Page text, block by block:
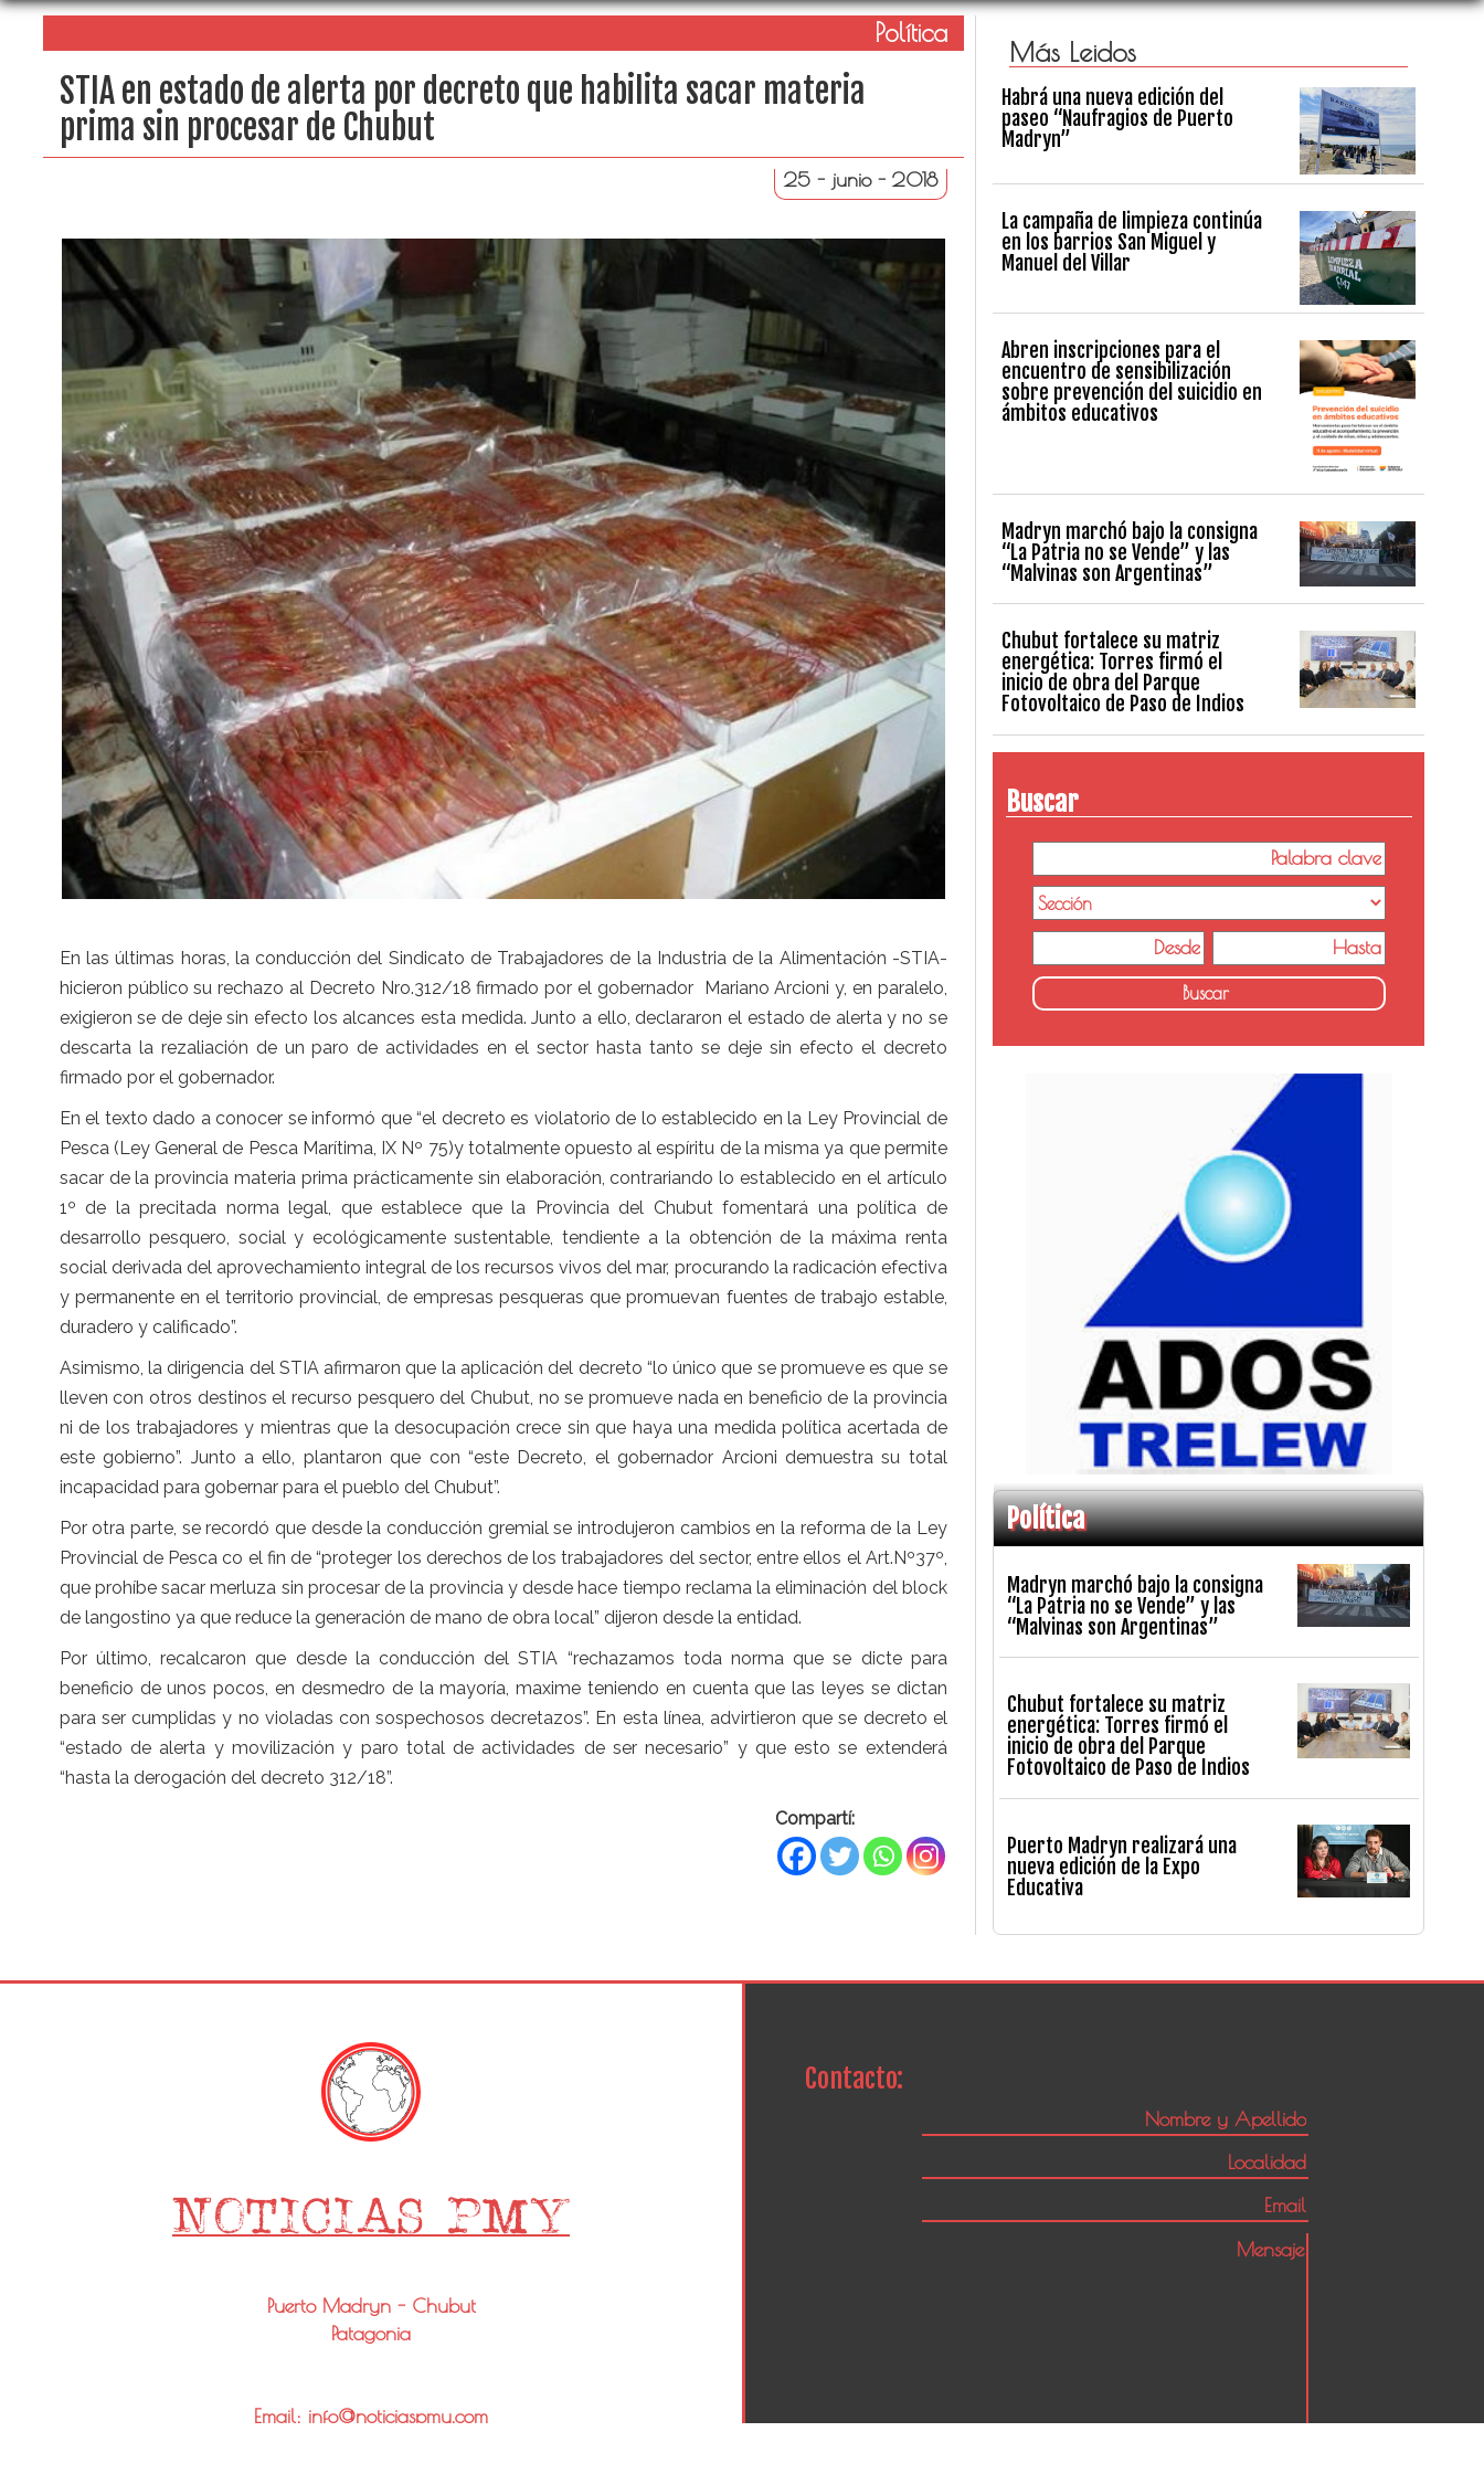
Política
STIA en estado de alerta por decreto que habilita sacar materia
prima sin procesar de Chubut
25 - junio - 2018
En las últimas horas, la conducción del Sindicato de Trabajadores de la Industria de la Alimentación -STIA-
hicieron público su rechazo al Decreto Nro.312/18 firmado por el gobernador Mariano Arcioni y, en paralelo,
exigieron se de deje sin efecto los alcances esta medida. Junto a ello, declararon el estado de alerta y no se
descarta la rezaliación de un paro de actividades en el sector hasta tanto se deje sin efecto el decreto
firmado por el gobernador.
En el texto dado a conocer se informó que “el decreto es violatorio de lo establecido en la Ley Provincial de
Pesca (Ley General de Pesca Marítima, IX Nº 75)y totalmente opuesto al espíritu de la misma ya que permite
sacar de la provincia materia prima prácticamente sin elaboración, contrariando lo establecido en el artículo
1º de la precitada norma legal, que establece que la Provincia del Chubut fomentará una política de
desarrollo pesquero, social y ecológicamente sustentable, tendiente a la obtención de la máxima renta
social derivada del aprovechamiento integral de los recursos vivos del mar, procurando la radicación efectiva
y permanente en el territorio provincial, de empresas pesqueras que promuevan fuentes de trabajo estable,
duradero y calificado”.
Asimismo, la dirigencia del STIA afirmaron que la aplicación del decreto “lo único que se promueve es que se
lleven con otros destinos el recurso pesquero del Chubut, no se promueve nada en beneficio de la provincia
ni de los trabajadores y mientras que la desocupación crece sin que haya una medida política acertada de
este gobierno”. Junto a ello, plantaron que con “este Decreto, el gobernador Arcioni demuestra su total
incapacidad para gobernar para el pueblo del Chubut”.
Por otra parte, se recordó que desde la conducción gremial se introdujeron cambios en la reforma de la Ley
Provincial de Pesca co el fin de “proteger los derechos de los trabajadores del sector, entre ellos el Art.Nº37º,
que prohíbe sacar merluza sin procesar de la provincia y desde hace tiempo reclama la eliminación del block
de langostino ya que reduce la generación de mano de obra local” dijeron desde la entidad.
Por último, recalcaron que desde la conducción del STIA “rechazamos toda norma que se dicte para
beneficio de unos pocos, en desmedro de la mayoría, maxime teniendo en cuenta que las leyes se dictan
para ser cumplidas y no violadas con sospechosos decretazos”. En esta línea, advirtieron que se decreto el
“estado de alerta y movilización y paro total de actividades de ser necesario” y que esto se extenderá
“hasta la derogación del decreto 312/18”.
Compartí:
Más Leidos
Habrá una nueva edición del
paseo “Naufragios de Puerto
Madryn”
La campaña de limpieza continúa
en los barrios San Miguel y
Manuel del Villar
Abren inscripciones para el
encuentro de sensibilización
sobre prevención del suicidio en
ámbitos educativos
Madryn marchó bajo la consigna
“La Patria no se Vende” y las
“Malvinas son Argentinas”
Chubut fortalece su matriz
energética: Torres firmó el
inicio de obra del Parque
Fotovoltaico de Paso de Indios
Buscar
Política
Madryn marchó bajo la consigna
“La Patria no se Vende” y las
“Malvinas son Argentinas”
Chubut fortalece su matriz
energética: Torres firmó el
inicio de obra del Parque
Fotovoltaico de Paso de Indios
Puerto Madryn realizará una
nueva edición de la Expo
Educativa
Puerto Madryn - Chubut
Patagonia
Email: info@noticiaspmy.com
Contacto: